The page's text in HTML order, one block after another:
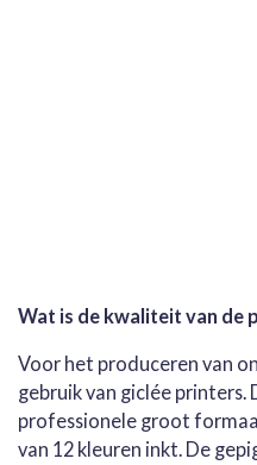
Wat is de kwaliteit van de
Voor het produceren van
gebruik van giclée printers.
professionele groot
van 12 kleuren inkt. De